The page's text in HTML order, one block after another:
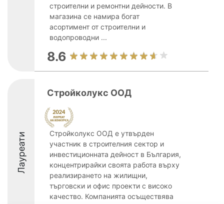
строителни и ремонтни дейности. В
магазина се намира богат
асортимент от строителни и
водопроводни ...
8.6
Лауреати
Стройколукс ООД
Стройколукс ООД е утвърден
участник в строителния сектор и
инвестиционната дейност в България,
концентрирайки своята работа върху
реализирането на жилищни,
търговски и офис проекти с високо
качество. Компанията осъществява